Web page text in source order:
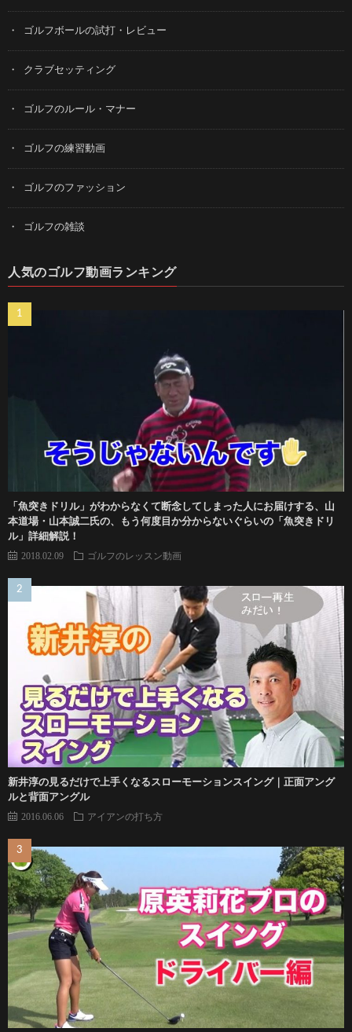
ゴルフボールの試打・レビュー
クラブセッティング
ゴルフのルール・マナー
ゴルフの練習動画
ゴルフのファッション
ゴルフの雑談
人気のゴルフ動画ランキング
「魚突きドリル」がわからなくて断念してしまった人にお届けする、山
本道場・山本誠二氏の、もう何度目か分からないぐらいの「魚突きドリ
ル」詳細解説！
2018.02.09 ゴルフのレッスン動画
新井淳の見るだけで上手くなるスローモーションスイング｜正面アング
ルと背面アングル
2016.06.06 アイアンの打ち方